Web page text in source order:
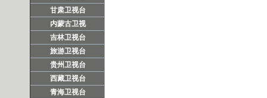
甘肃卫视台
内蒙古卫视
吉林卫视台
旅游卫视台
贵州卫视台
西藏卫视台
青海卫视台